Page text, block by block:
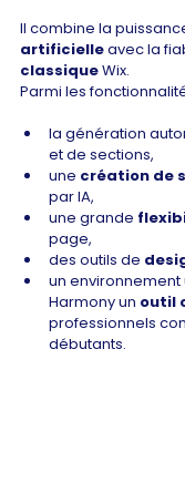
Il combine la
artificielle avec la
classique Wix.
Parmi les
la génération
et de sections,
une création de
par IA,
une grande
page,
des outils de
un environnement
Harmony un outil
professionnels
débutants.